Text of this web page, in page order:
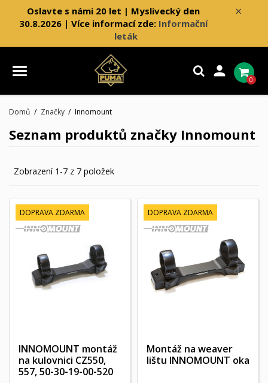
×
Oslavte s námi 20 let | Myslivecký den
30.8.2026 | Více informací zde: Informační
leták

0
Domů Značky Innomount
Seznam produktů značky Innomount
Zobrazení 1-7 z 7 položek
DOPRAVA ZDARMA
INNOMOUNT montáž
na kulovnici CZ550,
557, 50-30-19-00-520
DOPRAVA ZDARMA
Montáž na weaver
lištu INNOMOUNT oka